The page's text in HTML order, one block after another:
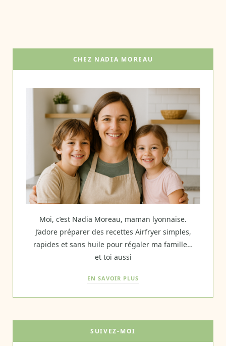
CHEZ NADIA MOREAU
Moi, c’est Nadia Moreau, maman lyonnaise.
J’adore préparer des recettes Airfryer simples,
rapides et sans huile pour régaler ma famille…
et toi aussi
EN SAVOIR PLUS
SUIVEZ-MOI